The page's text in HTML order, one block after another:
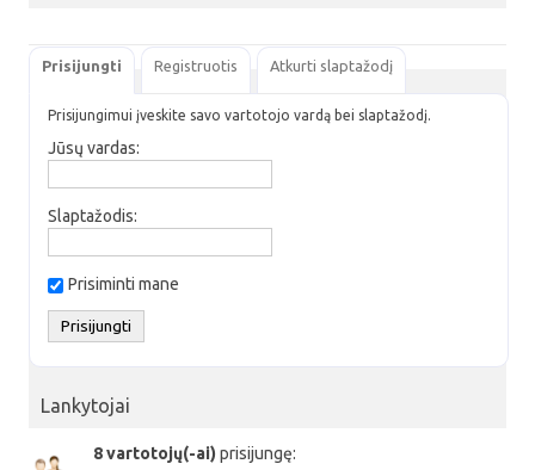
Prisijungti Registruotis Atkurti slaptažodį
Prisijungimui įveskite savo vartotojo vardą bei slaptažodį.
Jūsų vardas:
Slaptažodis:
Prisiminti mane
Lankytojai
8 vartotojų(-ai) prisijungę: